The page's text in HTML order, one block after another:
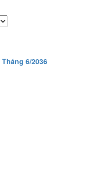
Tháng 6/2036